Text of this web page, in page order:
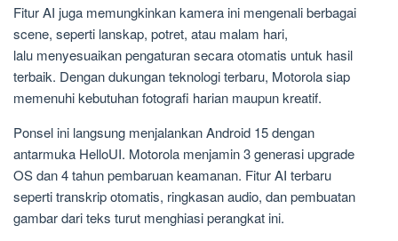
Fitur AI juga memungkinkan kamera ini mengenali berbagai
scene, seperti lanskap, potret, atau malam hari,
lalu menyesuaikan pengaturan secara otomatis untuk hasil
terbaik. Dengan dukungan teknologi terbaru, Motorola siap
memenuhi kebutuhan fotografi harian maupun kreatif.
Ponsel ini langsung menjalankan Android 15 dengan
antarmuka HelloUI. Motorola menjamin 3 generasi upgrade
OS dan 4 tahun pembaruan keamanan. Fitur AI terbaru
seperti transkrip otomatis, ringkasan audio, dan pembuatan
gambar dari teks turut menghiasi perangkat ini.